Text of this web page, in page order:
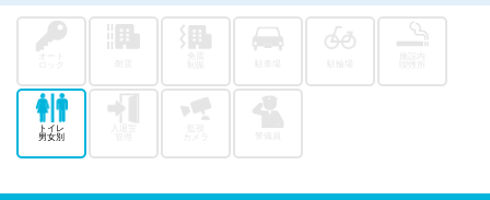
トイレ
男女別
カメラ